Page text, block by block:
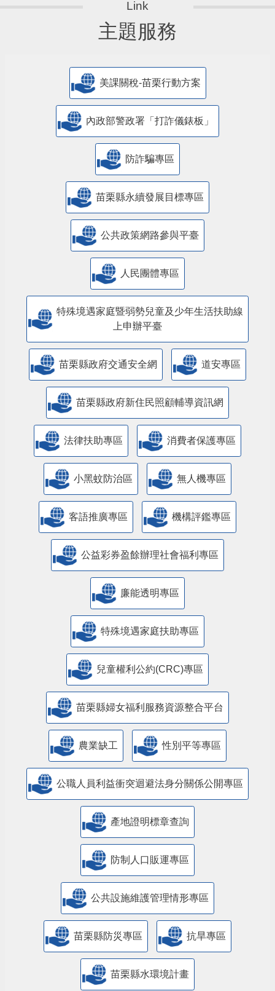
主題服務
美課關稅-苗栗行動方案
內政部警政署「打詐儀錶板」
防詐騙專區
苗栗縣永續發展目標專區
公共政策網路參與平臺
人民團體專區
特殊境遇家庭暨弱勢兒童及少年生活扶助線
上申辦平臺
苗栗縣政府交通安全網 道安專區
苗栗縣政府新住民照顧輔導資訊網
法律扶助專區 消費者保護專區
小黑蚊防治區 無人機專區
客語推廣專區 機構評鑑專區
公益彩券盈餘辦理社會福利專區
廉能透明專區
特殊境遇家庭扶助專區
兒童權利公約(CRC)專區
苗栗縣婦女福利服務資源整合平台
農業缺工 性別平等專區
公職人員利益衝突迴避法身分關係公開專區
產地證明標章查詢
防制人口販運專區
​公共設施維護管理情形專區
苗栗縣防災專區 抗旱專區
苗栗縣水環境計畫